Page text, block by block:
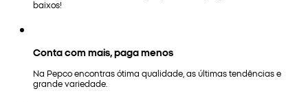
baixos!
Conta com mais, paga menos
Na Pepco encontras ótima qualidade, as últimas tendências e
grande variedade.